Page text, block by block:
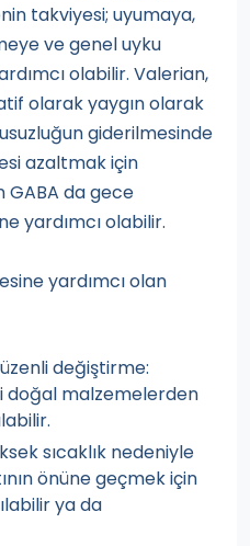
takviyesi; uyumaya,
ve genel uyku
olabilir. Valerian,
olarak yaygın olarak
giderilmesinde
azaltmak için
GABA da gece
yardımcı olabilir.
yardımcı olan
değiştirme:
doğal malzemelerden
sıcaklık nedeniyle
önüne geçmek için
ya da